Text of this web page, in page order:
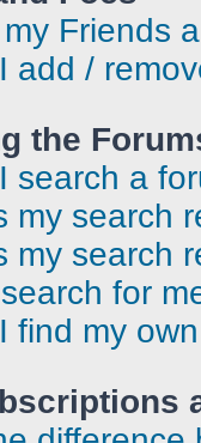
Friends
add /
the
search a
my search
my search
for
find my